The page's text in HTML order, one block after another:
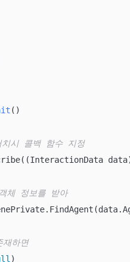
( )
시 콜백 함수 지정
체 정보를 받아
하면
)